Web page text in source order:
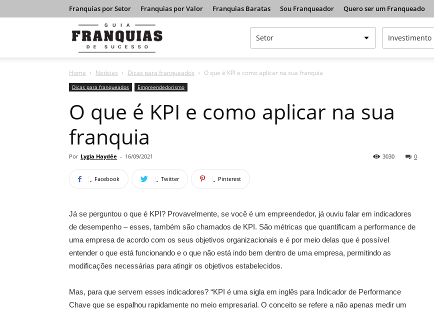
Franquias por Setor Franquias por Valor Franquias Baratas Sou Franqueador Quero ser um Franqueado
Franquias
de
Home Notícias Dicas para franqueados O que é KPI e como aplicar na sua franquia
Dicas para franqueados Empreendedorismo
O que é KPI e como aplicar na sua
franquia
Por Lygia Haydée - 16/09/2021 0
3030
Facebook Twitter Pinterest
Já se perguntou o que é KPI? Provavelmente, se você é um empreendedor, já ouviu falar em indicadores
de desempenho – esses, também são chamados de KPI. São métricas que quantificam a performance de
uma empresa de acordo com os seus objetivos organizacionais e é por meio delas que é possível
entender o que está funcionando e o que não está indo bem dentro de uma empresa, permitindo as
modificações necessárias para atingir os objetivos estabelecidos.
Mas, para que servem esses indicadores? “KPI é uma sigla em inglês para Indicador de Performance
Chave que se espalhou rapidamente no meio empresarial. O conceito se refere a não apenas medir um